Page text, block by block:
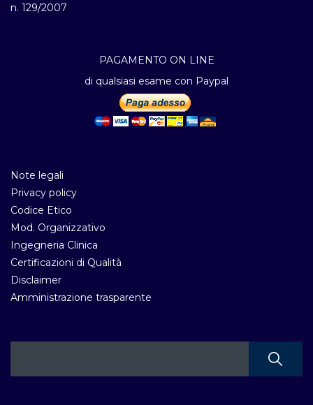
n. 129/2007
PAGAMENTO ON LINE
di qualsiasi esame con Paypal
Note legali
Privacy policy
Codice Etico
Mod. Organizzativo
Ingegneria Clinica
Certificazioni di Qualità
Disclaimer
Amministrazione trasparente